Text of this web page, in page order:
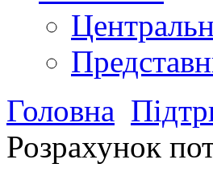
Головна
Розрахунок